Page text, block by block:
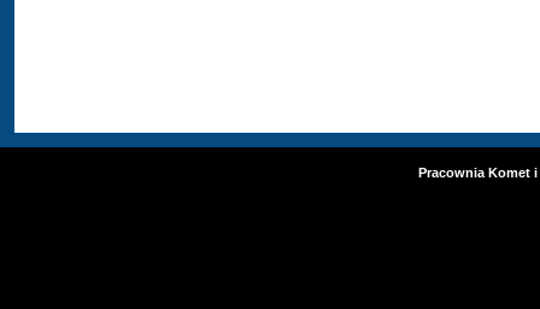
Pracownia Komet